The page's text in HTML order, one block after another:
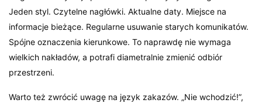
Jeden styl. Czytelne nagłówki. Aktualne daty. Miejsce na
informacje bieżące. Regularne usuwanie starych komunikatów.
Spójne oznaczenia kierunkowe. To naprawdę nie wymaga
wielkich nakładów, a potrafi diametralnie zmienić odbiór
przestrzeni.
Warto też zwrócić uwagę na język zakazów. „Nie wchodzić!”,